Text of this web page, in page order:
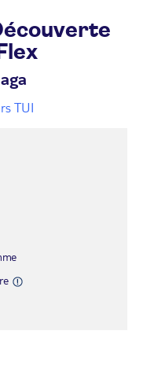
Flex
TUI